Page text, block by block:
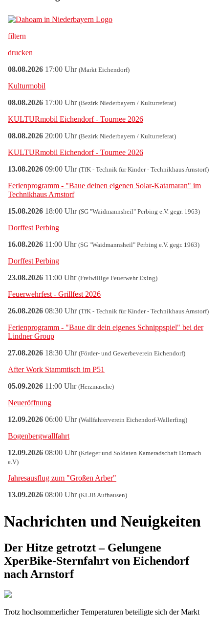
Nachrichten und Neuigkeiten
Der Hitze getrotzt – Gelungene
XperBike-Sternfahrt von Eichendorf
nach Arnstorf
Trotz hochsommerlicher Temperaturen beteiligte sich der Markt